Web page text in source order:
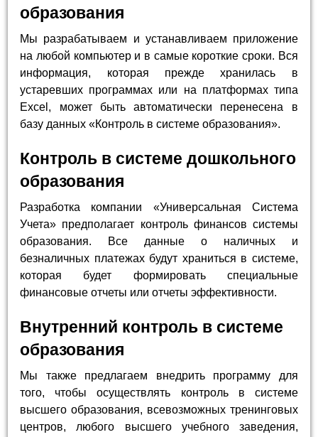
образования
Мы разрабатываем и устанавливаем приложение
на любой компьютер и в самые короткие сроки. Вся
информация, которая прежде хранилась в
устаревших программах или на платформах типа
Excel, может быть автоматически перенесена в
базу данных «Контроль в системе образования».
Контроль в системе дошкольного
образования
Разработка компании «Универсальная Система
Учета» предполагает контроль финансов системы
образования. Все данные о наличных и
безналичных платежах будут храниться в системе,
которая будет формировать специальные
финансовые отчеты или отчеты эффективности.
Внутренний контроль в системе
образования
Мы также предлагаем внедрить программу для
того, чтобы осуществлять контроль в системе
высшего образования, всевозможных тренинговых
центров, любого высшего учебного заведения,